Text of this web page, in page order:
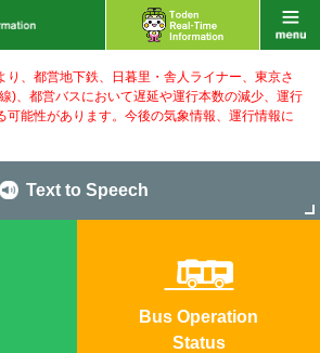
り、都営地下鉄、日暮里・舎人ライナー、東京さ
)、都営バスにおいて遅延や運行本数の減少、運行
能性があります。 今後の気象情報、運行情報に
Text to Speech
Bus Operation
Status